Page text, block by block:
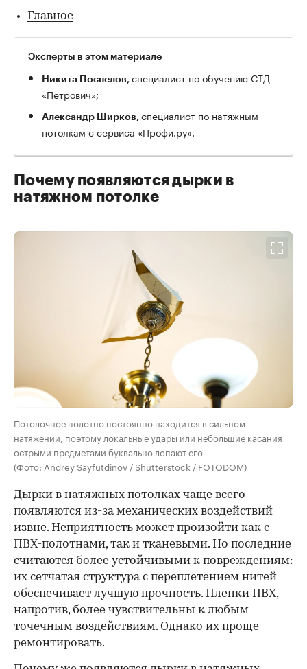
Главное
Эксперты в этом материале
Никита Поспелов, специалист по обучению СТД
«Петрович»;
Александр Ширков, специалист по натяжным
потолкам с сервиса «Профи.ру».
Почему появляются дырки в
натяжном потолке
Потолочное полотно постоянно находится в сильном
натяжении, поэтому локальные удары или небольшие касания
острыми предметами буквально лопают его
(Фото: Andrey Sayfutdinov / Shutterstock / FOTODOM)
Дырки в натяжных потолках чаще всего
появляются из-за механических воздействий
извне. Неприятность может произойти как с
ПВХ-полотнами, так и тканевыми. Но последние
считаются более устойчивыми к повреждениям:
их сетчатая структура с переплетением нитей
обеспечивает лучшую прочность. Пленки ПВХ,
напротив, более чувствительны к любым
точечным воздействиям. Однако их проще
ремонтировать.